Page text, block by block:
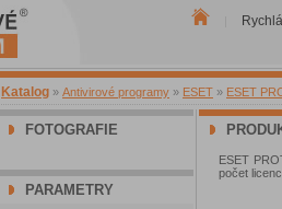
Katalog » Antivirové programy » ESET » ESET
FOTOGRAFIE
PARAMETRY
ESET
počet